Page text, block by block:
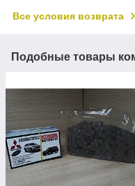
Все условия возврата
Подобные товары